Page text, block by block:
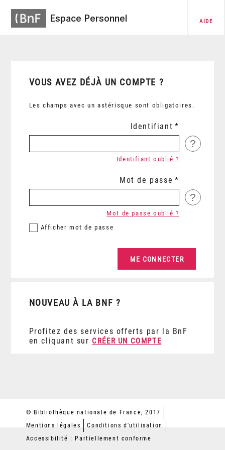
Espace Personnel AIDE
VOUS AVEZ DÉJÀ UN COMPTE ?
Les champs avec un astérisque sont obligatoires.
Identifiant
?
Identifiant oublié ?
Mot de passe
?
Afficher mot de passe
Mot de passe oublié ?
NOUVEAU À LA BNF ?
Profitez des services offerts par la BnF
en cliquant sur CRÉER UN COMPTE
© Bibliothèque nationale de France, 2017
Mentions légales
Conditions d'utilisation
Accessibilité : Partiellement conforme